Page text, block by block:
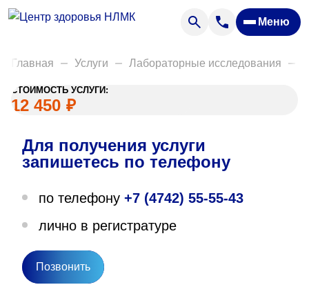
Меню
Анализы
Акции
Пациентам
Вакансии
О нас
Направления деятельности
Главная Услуги Лабораторные исследования
СТОИМОСТЬ УСЛУГИ:
12 450 ₽
Для получения услуги
запишетесь по телефону
по телефону +7 (4742) 55-55-43
лично в регистратуре
Позвонить